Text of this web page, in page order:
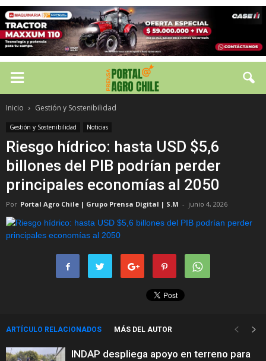
Inicio Gestión y Sostenibilidad
Gestión y Sostenibilidad Noticias
Riesgo hídrico: hasta USD $5,6
billones del PIB podrían perder
principales economías al 2050
Por Portal Agro Chile | Grupo Prensa Digital | S.M - junio 4, 2026
ARTÍCULO RELACIONADOS MÁS DEL AUTOR
INDAP despliega apoyo en terreno para